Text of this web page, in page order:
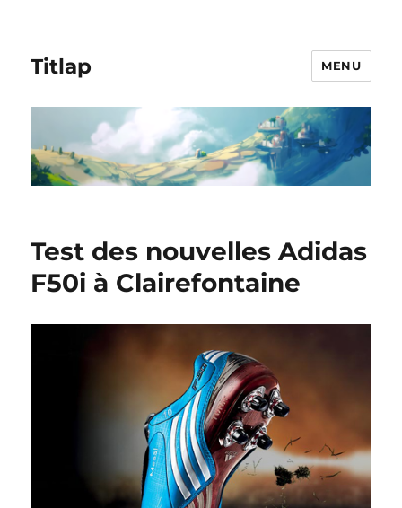
Titlap MENU
Test des nouvelles Adidas
F50i à Clairefontaine